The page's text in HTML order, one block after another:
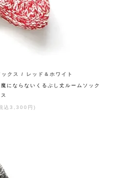
クス / レッド＆ホワイト
にならないくるぶし丈ルームソック
ス
込3,300円)